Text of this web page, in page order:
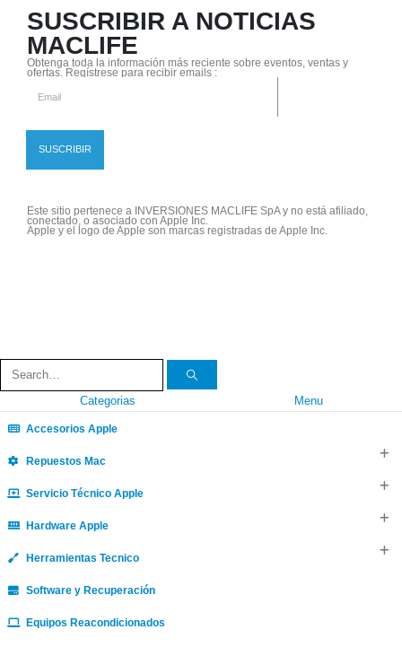
SUSCRIBIR A NOTICIAS
MACLIFE
Obtenga toda la información más reciente sobre eventos, ventas y
ofertas. Regístrese para recibir emails :
Este sitio pertenece a INVERSIONES MACLIFE SpA y no está afiliado,
conectado, o asociado con Apple Inc.
Apple y el logo de Apple son marcas registradas de Apple Inc.
Categorias Menu
Accesorios Apple
Repuestos Mac
Servicio Técnico Apple
Hardware Apple
Herramientas Tecnico
Software y Recuperación
Equipos Reacondicionados